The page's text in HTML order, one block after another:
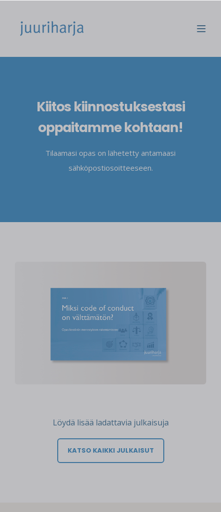
Kiitos kiinnostuksestasi
oppaitamme kohtaan!
Tilaamasi opas on lähetetty antamaasi
sähköpostiosoitteeseen.
Löydä lisää ladattavia julkaisuja
KATSO KAIKKI JULKAISUT